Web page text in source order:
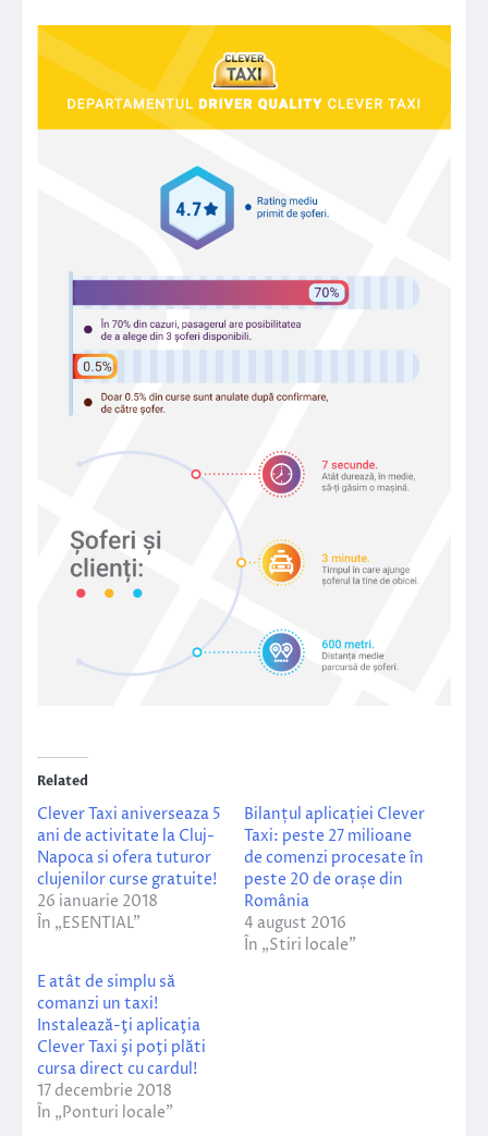
Related
Clever Taxi aniverseaza 5
ani de activitate la Cluj-
Napoca si ofera tuturor
clujenilor curse gratuite!
26 ianuarie 2018
În „ESENTIAL”
Bilanțul aplicației Clever
Taxi: peste 27 milioane
de comenzi procesate în
peste 20 de orașe din
România
4 august 2016
În „Stiri locale”
E atât de simplu să
comanzi un taxi!
Instalează-ţi aplicaţia
Clever Taxi şi poţi plăti
cursa direct cu cardul!
17 decembrie 2018
În „Ponturi locale”